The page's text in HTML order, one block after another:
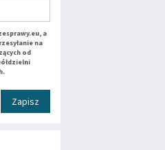
a
na
od
Zapisz